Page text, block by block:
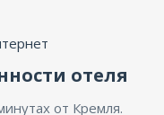
отеля
от Кремля.